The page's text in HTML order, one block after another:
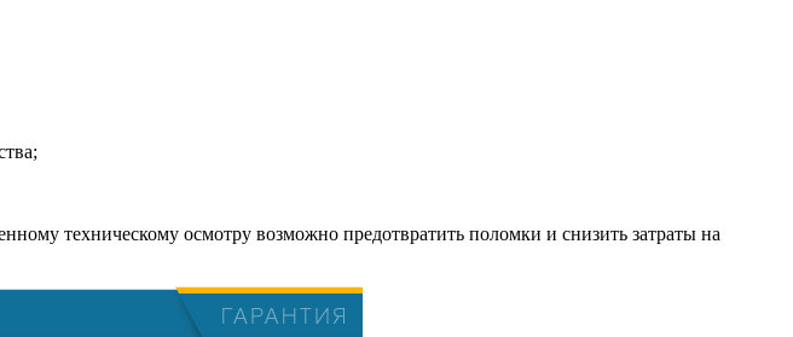
техническому осмотру возможно предотвратить поломки и снизить затраты на